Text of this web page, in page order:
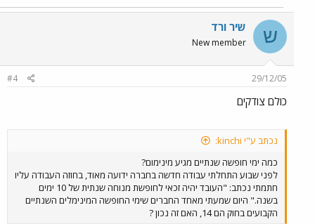
ש שיר ורד
New member
29/12/05
#4
כולם צודקים
נכתב ע"י kinchi:
כמה ימי חופשה שנתיים מגיע מינימום?
לפני שבוע התחלתי עבודה חדשה בחברה ידועה מאוד, בחוזה העבודה עליו
חתמתי נכתב: "העובד יהיה זכאי לחופשת מנוחה שנתית של 10 ימים
בשנה." היום שמעתי מאחד החברים שימי החופשה המינימלים השנתיים
הקבועים בחוק הם 14, האם זה נכון ?